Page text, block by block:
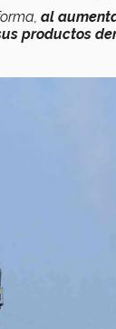
al
productos